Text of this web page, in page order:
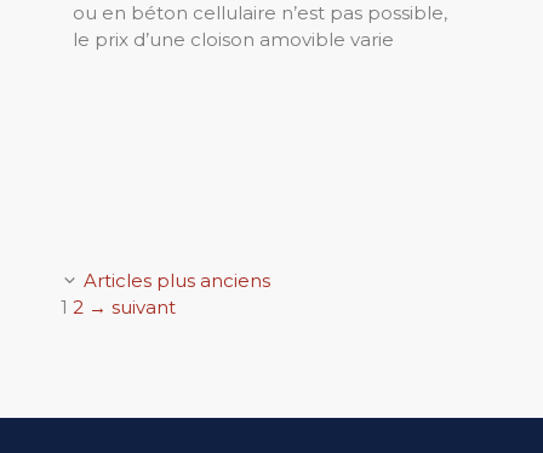
ou en béton cellulaire n’est pas possible,
le prix d’une cloison amovible varie
Articles plus anciens
Page
1 Page
2 → suivant